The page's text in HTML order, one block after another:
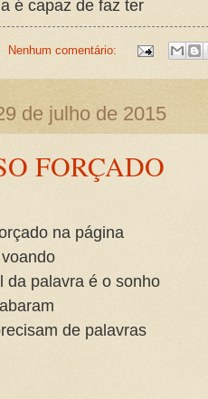
é capaz de faz ter
Nenhum comentário:
de julho de 2015
FORÇADO
na página
da palavra é o sonho
de palavras